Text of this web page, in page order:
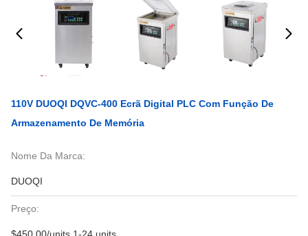
110V DUOQI DQVC-400 Ecrã Digital PLC Com Função De
Armazenamento De Memória
Nome Da Marca:
DUOQI
Preço: